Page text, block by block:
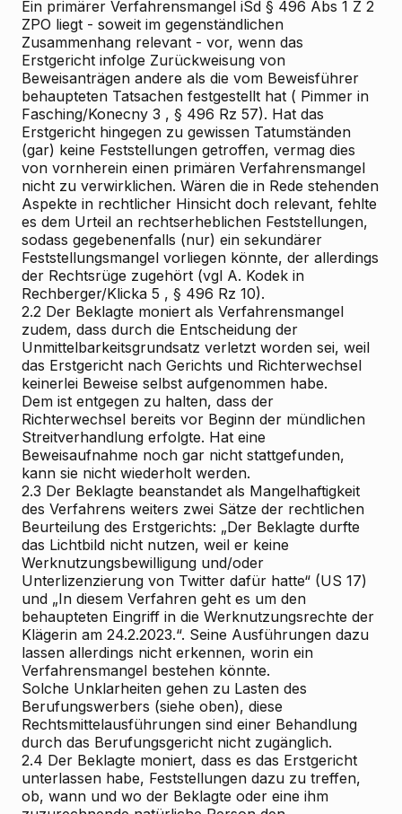
Ein primärer Verfahrensmangel iSd § 496 Abs 1 Z 2
ZPO liegt - soweit im gegenständlichen
Zusammenhang relevant - vor, wenn das
Erstgericht infolge Zurückweisung von
Beweisanträgen andere als die vom Beweisführer
behaupteten Tatsachen festgestellt hat ( Pimmer in
Fasching/Konecny 3 , § 496 Rz 57). Hat das
Erstgericht hingegen zu gewissen Tatumständen
(gar) keine Feststellungen getroffen, vermag dies
von vornherein einen primären Verfahrensmangel
nicht zu verwirklichen. Wären die in Rede stehenden
Aspekte in rechtlicher Hinsicht doch relevant, fehlte
es dem Urteil an rechtserheblichen Feststellungen,
sodass gegebenenfalls (nur) ein sekundärer
Feststellungsmangel vorliegen könnte, der allerdings
der Rechtsrüge zugehört (vgl A. Kodek in
Rechberger/Klicka 5 , § 496 Rz 10).
2.2 Der Beklagte moniert als Verfahrensmangel
zudem, dass durch die Entscheidung der
Unmittelbarkeitsgrundsatz verletzt worden sei, weil
das Erstgericht nach Gerichts und Richterwechsel
keinerlei Beweise selbst aufgenommen habe.
Dem ist entgegen zu halten, dass der
Richterwechsel bereits vor Beginn der mündlichen
Streitverhandlung erfolgte. Hat eine
Beweisaufnahme noch gar nicht stattgefunden,
kann sie nicht wiederholt werden.
2.3 Der Beklagte beanstandet als Mangelhaftigkeit
des Verfahrens weiters zwei Sätze der rechtlichen
Beurteilung des Erstgerichts: „Der Beklagte durfte
das Lichtbild nicht nutzen, weil er keine
Werknutzungsbewilligung und/oder
Unterlizenzierung von Twitter dafür hatte“ (US 17)
und „In diesem Verfahren geht es um den
behaupteten Eingriff in die Werknutzungsrechte der
Klägerin am 24.2.2023.“. Seine Ausführungen dazu
lassen allerdings nicht erkennen, worin ein
Verfahrensmangel bestehen könnte.
Solche Unklarheiten gehen zu Lasten des
Berufungswerbers (siehe oben), diese
Rechtsmittelausführungen sind einer Behandlung
durch das Berufungsgericht nicht zugänglich.
2.4 Der Beklagte moniert, dass es das Erstgericht
unterlassen habe, Feststellungen dazu zu treffen,
ob, wann und wo der Beklagte oder eine ihm